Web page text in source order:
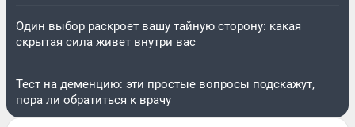
Один выбор раскроет вашу тайную сторону: какая
скрытая сила живет внутри вас
Тест на деменцию: эти простые вопросы подскажут,
пора ли обратиться к врачу